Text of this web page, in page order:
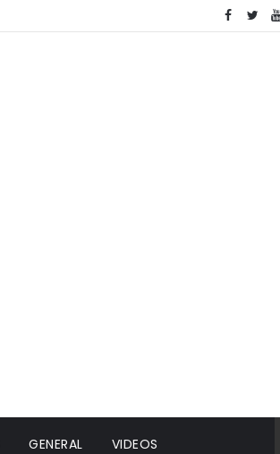
GENERAL VIDEOS